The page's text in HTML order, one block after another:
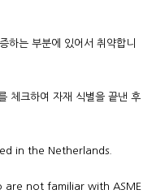
하는 부분에 있어서 취약합니
체크하여 자재 식별을 끝낸 후
in the Netherlands.
not familiar with ASME